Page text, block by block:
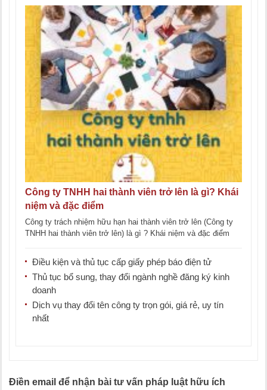
Công ty TNHH hai thành viên trở lên là gì? Khái
niệm và đặc điểm
Công ty trách nhiệm hữu hạn hai thành viên trở lên (Công ty
TNHH hai thành viên trở lên) là gì ? Khái niệm và đặc điểm
Điều kiện và thủ tục cấp giấy phép báo điện tử
Thủ tục bổ sung, thay đổi ngành nghề đăng ký kinh
doanh
Dịch vụ thay đổi tên công ty trọn gói, giá rẻ, uy tín
nhất
Điền email để nhận bài tư vấn pháp luật hữu ích